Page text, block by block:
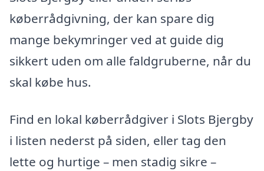
køberrådgivning, der kan spare dig
mange bekymringer ved at guide dig
sikkert uden om alle faldgruberne, når du
skal købe hus.
Find en lokal køberrådgiver i Slots Bjergby
i listen nederst på siden, eller tag den
lette og hurtige – men stadig sikre –